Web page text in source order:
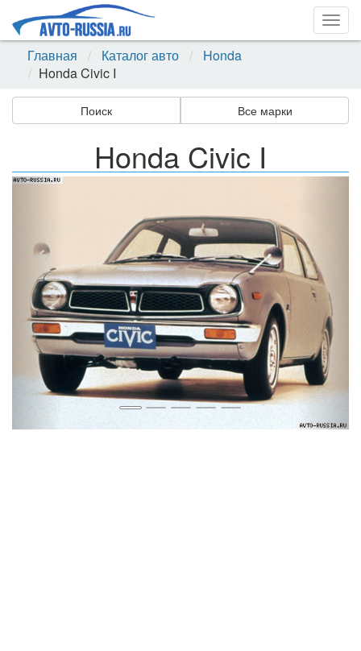
Главная
Каталог авто
Honda
Honda Civic I
Поиск Все марки
Honda Civic I
Назад